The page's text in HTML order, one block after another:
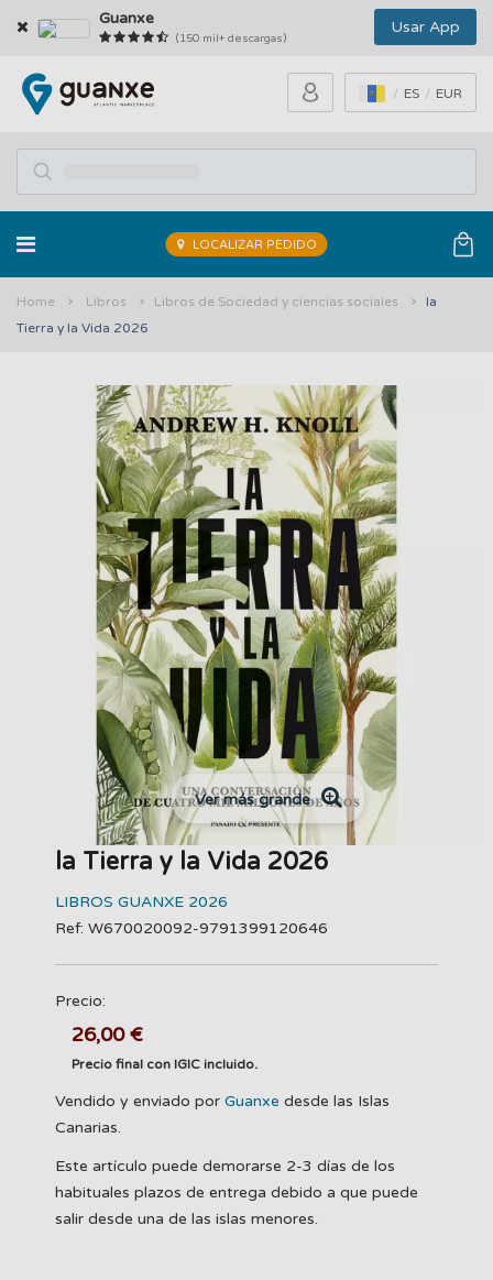
Guanxe
(150 mil+ descargas)
Usar App
ES EUR
LOCALIZAR PEDIDO
Home Libros Libros de Sociedad y ciencias sociales
la
Tierra y la Vida 2026
Ver más grande
la Tierra y la Vida 2026
LIBROS GUANXE 2026
Ref: W670020092-9791399120646
Precio:
26,00 €
Precio final con IGIC incluido.
Vendido y enviado por Guanxe desde las Islas
Canarias.
Este artículo puede demorarse 2-3 días de los
habituales plazos de entrega debido a que puede
salir desde una de las islas menores.